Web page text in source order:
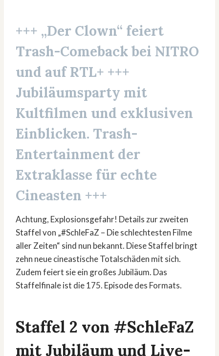
+++ „Der Clown“ feiert
Trash-Comeback bei NITRO
und auf RTL+ +++
Jubiläumsparty mit
Kultfilmen und exklusiven
Einblicken. Trash-
Entertainment der
Extraklasse für echte
Cineasten +++
Achtung, Explosionsgefahr! Details zur zweiten
Staffel von „#SchleFaZ – Die schlechtesten Filme
aller Zeiten“ sind nun bekannt. Diese Staffel bringt
zehn neue cineastische Totalschäden mit sich.
Zudem feiert sie ein großes Jubiläum. Das
Staffelfinale ist die 175. Episode des Formats.
Staffel 2 von #SchleFaZ
mit Jubiläum und Live-